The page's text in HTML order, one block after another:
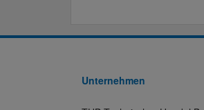
Unternehmen